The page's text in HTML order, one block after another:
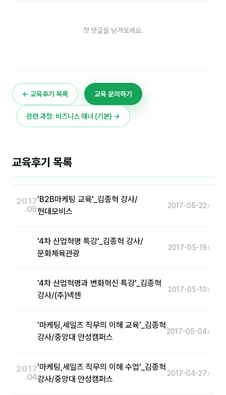
조안나
조은아
진나하
홍은표
대면교육 후기
담당자·교육생 피드백
고객사 레퍼런스
미팅·보고
첫 댓글을 남겨보세요.
← 교육후기 목록 교육 문의하기
관련 과정: 비즈니스 매너 (기본) →
교육후기 목록
2017
.05
'B2B마케팅 교육'_김종혁 강사/
현대모비스
2017-05-22›
'4차 산업혁명 특강'_김종혁 강사/
문화체육관광
2017-05-19›
'4차 산업혁명과 변화혁신 특강'_김종혁
강사/(주)넥센
2017-05-10›
'마케팅,세일즈 직무의 이해 교육'_김종혁
강사/중앙대 안성캠퍼스
2017-05-04›
2017
.04
'마케팅,세일즈 직무의 이해 수업'_김종혁
강사/중앙대 안성캠퍼스
2017-04-27›